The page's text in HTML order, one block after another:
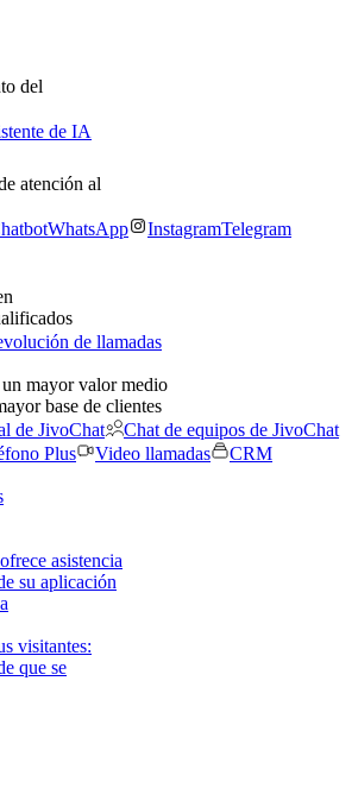
del
de IA
atención al
WhatsApp InstagramTelegram
de llamadas
mayor valor medio
base de clientes
de JivoChat
Chat de equipos de JivoChat
Plus Video llamadas
CRM
asistencia
su aplicación
visitantes:
que se